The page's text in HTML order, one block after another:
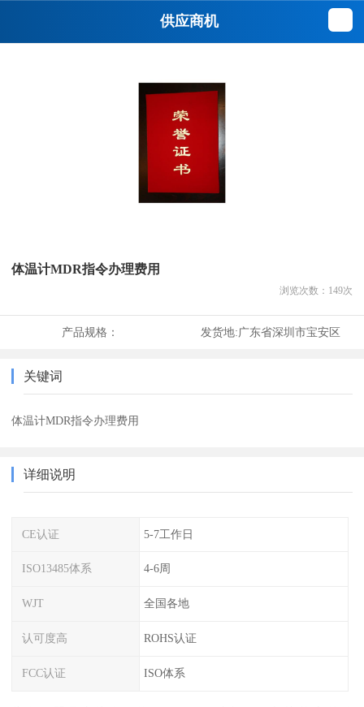
供应商机
体温计MDR指令办理费用
浏览次数： 149次
产品规格： 发货地:广东省深圳市宝安区
关键词
体温计MDR指令办理费用
详细说明
CE认证 5-7工作日
ISO13485体系 4-6周
WJT 全国各地
认可度高 ROHS认证
FCC认证 ISO体系